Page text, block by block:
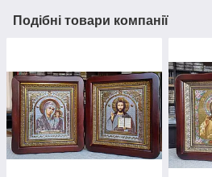
Подібні товари компанії